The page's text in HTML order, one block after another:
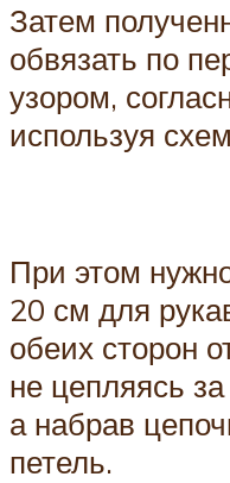
Затем
обвязать по
узором,
используя
При этом
20 см для
обеих сторон
не цепляясь
а набрав
петель.